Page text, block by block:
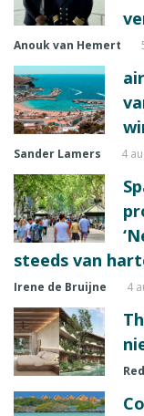
Anouk van Hemert
Sander Lamers 4
steeds van
Irene de Bruijne 4